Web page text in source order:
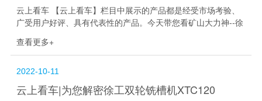
云上看车 【云上看车】栏目中展示的产品都是经受市场考验、
广受用户好评、具有代表性的产品。今天带您看矿山大力神--徐
内燃铲运机的研发与...
查看更多+
2022-10-11
云上看车|为您解密徐工双轮铣槽机XTC120